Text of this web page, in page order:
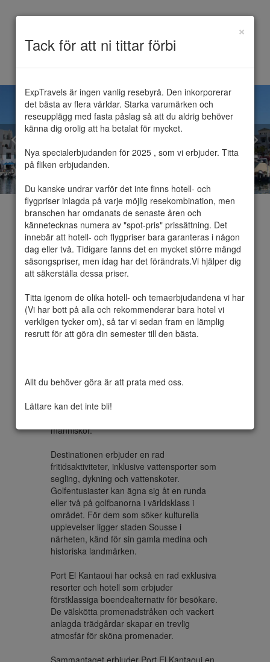
Tack för att ni tittar förbi
×
ExpTravels är ingen vanlig resebyrå. Den inkorporerar
det bästa av flera världar. Starka varumärken och
reseupplägg med fasta påslag så att du aldrig behöver
känna dig orolig att ha betalat för mycket.
Nya specialerbjudanden för 2025 , som vi erbjuder. Titta
på fliken erbjudanden.
Du kanske undrar varför det inte finns hotell- och
flygpriser inlagda på varje möjlig resekombination, men
branschen har omdanats de senaste åren och
kännetecknas numera av "spot-pris" prissättning. Det
innebär att hotell- och flygpriser bara garanteras i någon
dag eller två. Tidigare fanns det en mycket större mängd
säsongspriser, men idag har det förändrats.Vi hjälper dig
att säkerställa dessa priser.
Titta igenom de olika hotell- och temaerbjudandena vi har
(Vi har bott på alla och rekommenderar bara hotel vi
verkligen tycker om), så tar vi sedan fram en lämplig
resrutt för att göra din semester till den bästa.
Allt du behöver göra är att prata med oss.
Lättare kan det inte bli!
Port El Kantaoui
Port El Kantaoui är ett fängslande turistmål
beläget på Medelhavskusten i Tunisien.
Med sina orörda stränder, livfulla
Kantaoui är dess pittoreska hamn, fylld med
kaféer och restauranger, vilket ger en
människor.
Destinationen erbjuder en rad
fritidsaktiviteter, inklusive vattensporter som
segling, dykning och vattenskoter.
Golfentusiaster kan ägna sig åt en runda
eller två på golfbanorna i världsklass i
området. För dem som söker kulturella
upplevelser ligger staden Sousse i
närheten, känd för sin gamla medina och
historiska landmärken.
Port El Kantaoui har också en rad exklusiva
resorter och hotell som erbjuder
förstklassiga boendealternativ för besökare.
De välskötta promenadstråken och vackert
anlagda trädgårdar skapar en trevlig
atmosfär för sköna promenader.
Sammantaget erbjuder Port El Kantaoui en